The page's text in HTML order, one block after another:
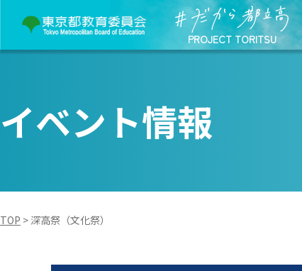
PROJECT TORITSU
イベント情報
TOP > 深高祭（文化祭）